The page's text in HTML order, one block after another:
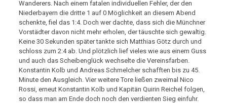
Wanderers. Nach einem fatalen individuellen Fehler, der den
Niederbayern die dritte 1 auf 0 Möglichkeit an diesem Abend
schenkte, fiel das 1:4. Doch wer dachte, dass sich die Münchner
Vorstädter davon nicht mehr erholen, der täuschte sich gewaltig.
Keine 30 Sekunden später tankte sich Matthias Götz durch und
schloss zum 2:4 ab. Und plötzlich lief vieles wie aus einem Guss
und auch das Scheibenglück wechselte die Vereinsfarben.
Konstantin Kolb und Andreas Schmelcher schafften bis zu 45.
Minute den Ausgleich. Vier weitere Tore ließen zweimal Nico
Rossi, erneut Konstantin Kolb und Kapitän Quirin Reichel folgen,
so dass man am Ende doch noch den verdienten Sieg einfuhr.